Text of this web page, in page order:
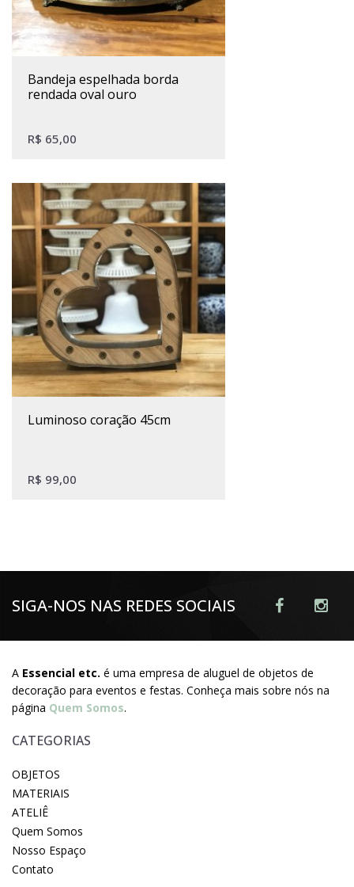
bandeja espelhada borda
rendada oval ouro
R$ 65,00
luminoso coração 45cm
R$ 99,00
SIGA-NOS NAS REDES SOCIAIS
A Essencial etc. é uma empresa de aluguel de objetos de
decoração para eventos e festas. Conheça mais sobre nós na
página Quem Somos.
CATEGORIAS
OBJETOS
MATERIAIS
ATELIÊ
Quem Somos
Nosso Espaço
Contato